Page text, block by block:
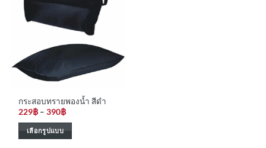
variants.
The
options
chosen
on
product
page
กระสอบทรายพองน้ำ สีดำ
229฿ – 390฿Price
390฿
เลือกรูปแบบ